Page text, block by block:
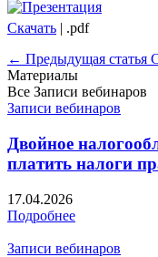
Скачать | .pdf
← Предыдущая статья
Материалы
Все Записи вебинаров
Записи вебинаров
Двойное
платить налоги
17.04.2026
Подробнее
Записи вебинаров